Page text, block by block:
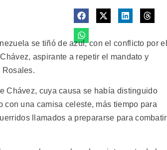
se tiñó de azul, con el conflicto por el
aspirante a repetir el mandato y
Rosales.
Chávez, cuya causa se había distinguido
una camisa celeste, más tiempo para
llamados a prepararse para combatir